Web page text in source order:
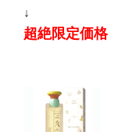
↓
超絶限定価格